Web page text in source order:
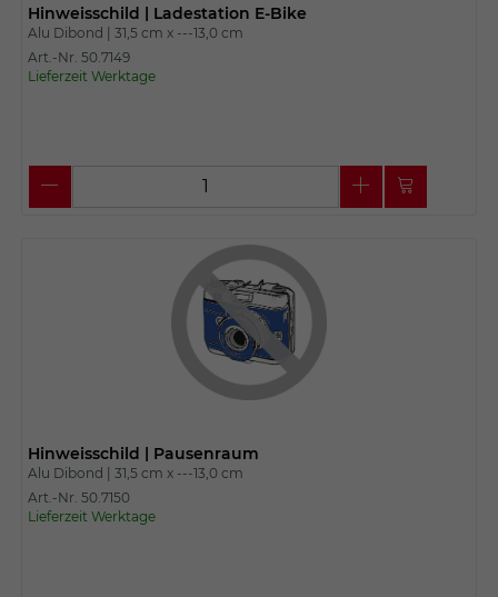
Hinweisschild | Ladestation E-Bike
Alu Dibond | 31,5 cm x ---13,0 cm
Art.-Nr. 50.7149
Lieferzeit Werktage
Hinweisschild | Pausenraum
Alu Dibond | 31,5 cm x ---13,0 cm
Art.-Nr. 50.7150
Lieferzeit Werktage